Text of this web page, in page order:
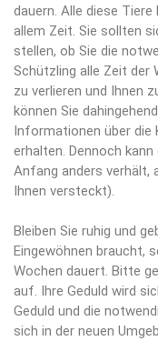
dauern. Alle diese
allem Zeit. Sie sollten
stellen, ob Sie die
Schützling alle Zeit der
zu verlieren und Ihnen
können Sie
Informationen über die
erhalten. Dennoch
Anfang anders verhält,
Ihnen versteckt).
Bleiben Sie ruhig und
Eingewöhnen braucht,
Wochen dauert. Bitte
auf. Ihre Geduld wird
Geduld und die
sich in der neuen